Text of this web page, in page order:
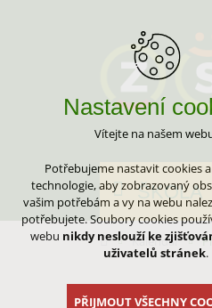
ŠKOLA
Kalendář
Nastavení
Vítejte na našem
Potřebujeme nastavit cookies
technologie, aby zobrazovaný
vašim potřebám a vy na webu
potřebujete. Soubory cookies
webu nikdy neslouží ke
uživatelů stránek.
PŘIJMOUT VŠECHNY